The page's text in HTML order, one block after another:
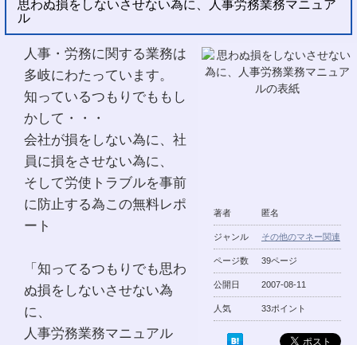
思わぬ損をしないさせない為に、人事労務業務マニュア
ル
著者 匿名
ジャンル その他のマネー関連
ページ数 39ページ
公開日 2007-08-11
人気 33ポイント
人事・労務に関する業務は
多岐にわたっています。
知っているつもりでももし
かして・・・
会社が損をしない為に、社
員に損をさせない為に、
そして労使トラブルを事前
に防止する為この無料レポ
ート
「知ってるつもりでも思わ
ぬ損をしないさせない為
に、
人事労務業務マニュアル